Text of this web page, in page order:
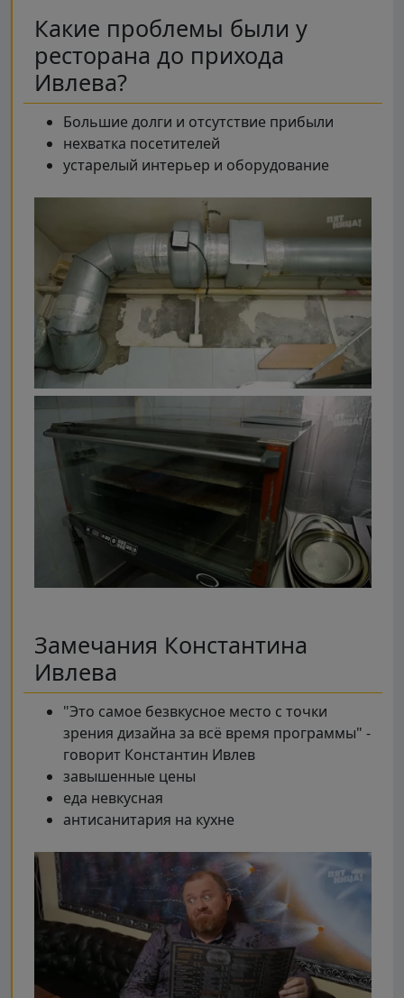
Какие проблемы были у
ресторана до прихода
Ивлева?
Большие долги и отсутствие прибыли
нехватка посетителей
устарелый интерьер и оборудование
Замечания Константина
Ивлева
"Это самое безвкусное место с точки
зрения дизайна за всё время программы" -
говорит Константин Ивлев
завышенные цены
еда невкусная
антисанитария на кухне